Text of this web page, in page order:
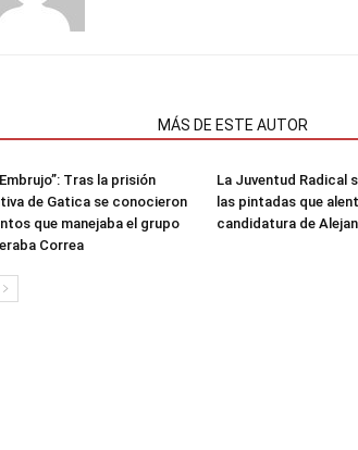
MÁS DE ESTE AUTOR
Tras la prisión
de Gatica se conocieron
que manejaba el grupo
Correa
La Juventud Radical
las pintadas que
candidatura de